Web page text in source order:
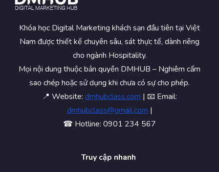
Khóa học Digital Marketing khách sạn đầu tiên tại Việt
Nam được thiết kế chuyên sâu, sát thực tế, dành riêng
cho ngành Hospitality.
Mọi nội dung thuộc bản quyền DMHUB – Nghiêm cấm
sao chép hoặc sử dụng khi chưa có sự cho phép.
📍 Website: dmhubclass.com | 📧 Email:
dmhubclass@gmail.com |
☎ Hotline: 0901 234 567
Truy cập nhanh